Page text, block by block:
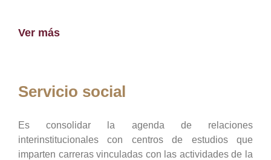
Ver más
Servicio social
Es consolidar la agenda de relaciones
interinstitucionales con centros de estudios que
imparten carreras vinculadas con las actividades de la